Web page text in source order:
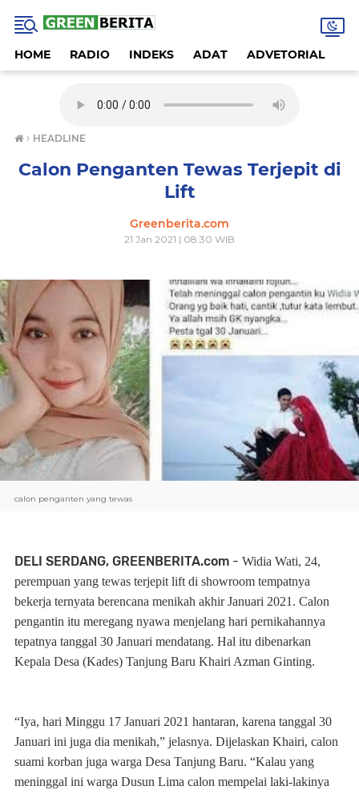
HOME RADIO INDEKS ADAT ADVETORIAL
› HEADLINE
Calon Penganten Tewas Terjepit di
Lift
Greenberita.com
21 Jan 2021 | 08:30 WIB
calon penganten yang tewas
DELI SERDANG, GREENBERITA.com - Widia Wati, 24,
perempuan yang tewas terjepit lift di showroom tempatnya
bekerja ternyata berencana menikah akhir Januari 2021. Calon
pengantin itu meregang nyawa menjelang hari pernikahannya
tepatnya tanggal 30 Januari mendatang. Hal itu dibenarkan
Kepala Desa (Kades) Tanjung Baru Khairi Azman Ginting.
“Iya, hari Minggu 17 Januari 2021 hantaran, karena tanggal 30
Januari ini juga dia menikah,” jelasnya. Dijelaskan Khairi, calon
suami korban juga warga Desa Tanjung Baru. “Kalau yang
meninggal ini warga Dusun Lima calon mempelai laki-lakinya